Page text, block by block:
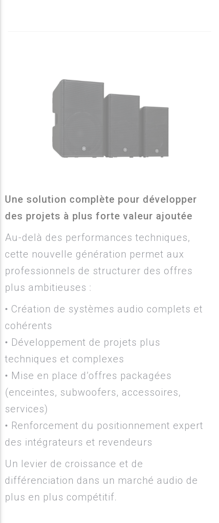
Une solution complète pour développer
des projets à plus forte valeur ajoutée
Au-delà des performances techniques,
cette nouvelle génération permet aux
professionnels de structurer des offres
plus ambitieuses :
• Création de systèmes audio complets et
cohérents
• Développement de projets plus
techniques et complexes
• Mise en place d’offres packagées
(enceintes, subwoofers, accessoires,
services)
• Renforcement du positionnement expert
des intégrateurs et revendeurs
Un levier de croissance et de
différenciation dans un marché audio de
plus en plus compétitif.